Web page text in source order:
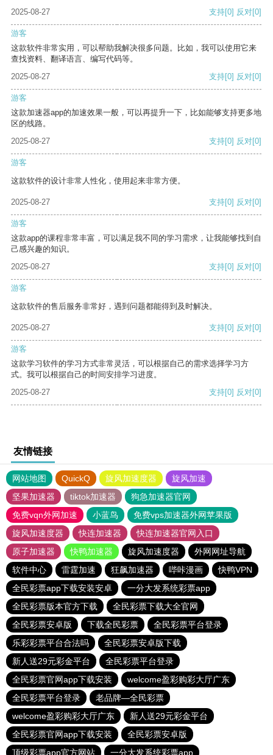
2025-08-27
支持[0] 反对[0]
游客
这款软件非常实用，可以帮助我解决很多问题。比如，我可以使用它来
查找资料、翻译语言、编写代码等。
2025-08-27
支持[0] 反对[0]
游客
这款加速器app的加速效果一般，可以再提升一下，比如能够支持更多地
区的线路。
2025-08-27
支持[0] 反对[0]
游客
这款软件的设计非常人性化，使用起来非常方便。
2025-08-27 支持[0] 反对[0]
游客
这款app的课程非常丰富，可以满足我不同的学习需求，让我能够找到自
己感兴趣的知识。
2025-08-27
支持[0] 反对[0]
游客
这款软件的售后服务非常好，遇到问题都能得到及时解决。
2025-08-27 支持[0] 反对[0]
游客
这款学习软件的学习方式非常灵活，可以根据自己的需求选择学习方
式。我可以根据自己的时间安排学习进度。
2025-08-27
支持[0] 反对[0]
友情链接
网站地图 QuickQ 旋风加速度器
旋风加速
坚果加速器
tiktok加速器
狗急加速器官网
免费vqn外网加速
小蓝鸟
免费vps加速器外网苹果版
旋风加速度器
快连加速器
快连加速器官网入口
原子加速器
快鸭加速器 旋风加速度器
外网网址导航
软件中心
雷霆加速 狂飙加速器 哔咔漫画
快鸭VPN
全民彩票app下载安装安卓
一分大发系统彩票app
全民彩票版本官方下载
全民彩票下载大全官网
全民彩票安卓版
下载全民彩票
全民彩票平台登录
乐彩彩票平台合法吗
全民彩票安卓版下载
新人送29元彩金平台
全民彩票平台登录
全民彩票官网app下载安装
welcome盈彩购彩大厅广东
全民彩票平台登录
老品牌—全民彩票
welcome盈彩购彩大厅广东
新人送29元彩金平台
全民彩票官网app下载安装
全民彩票安卓版
顶级彩票app官方网站
一分大发系统彩票app